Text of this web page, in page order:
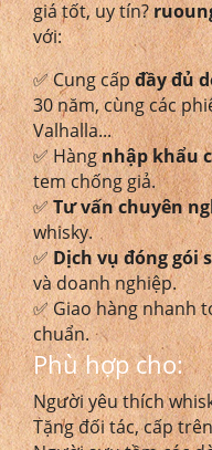
giá tốt, uy tín?
với:
✅ Cung cấpđầy đủ
30 năm, cùng các
Valhalla...
✅ Hàngnhập khẩu
tem chống giả.
✅Tư vấn chuyên
whisky.
✅Dịch vụ đóng gói
và doanh nghiệp.
✅ Giao hàng nhanh
chuẩn.
Phù hợp cho:
Người yêu thích
Tặng đối tác, cấp